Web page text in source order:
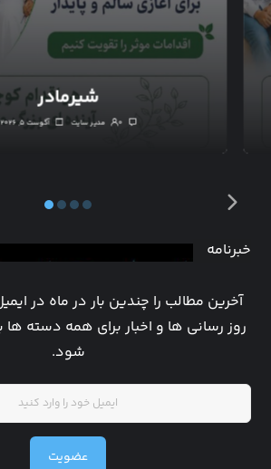
شیرمادر
آگوست ۵, ۲۰۲۶ مدیر سایت ۰
خبرنامه
آخرین مطالب را چندین بار در ماه در
روز رسانی ها و اخبار برای همه دسته
شود.
عضویت